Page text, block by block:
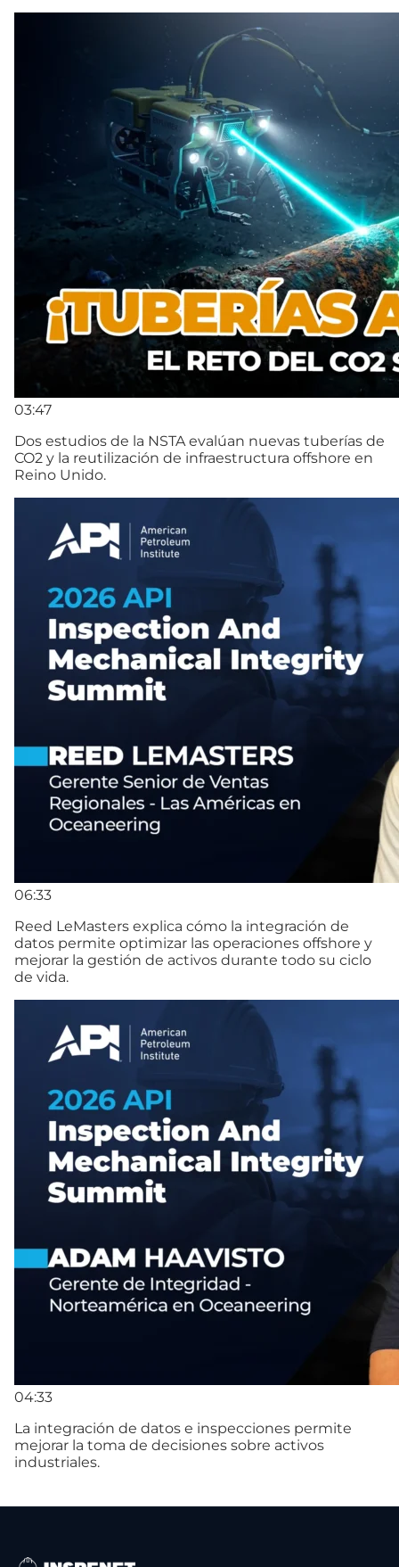
03:47
Dos estudios de la NSTA evalúan nuevas tuberías de
CO2 y la reutilización de infraestructura offshore en
Reino Unido.
06:33
Reed LeMasters explica cómo la integración de
datos permite optimizar las operaciones offshore y
mejorar la gestión de activos durante todo su ciclo
de vida.
04:33
La integración de datos e inspecciones permite
mejorar la toma de decisiones sobre activos
industriales.